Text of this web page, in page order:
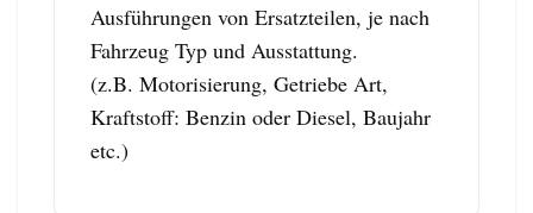
Ausführungen von Ersatzteilen, je nach
Fahrzeug Typ und Ausstattung.
(z.B. Motorisierung, Getriebe Art,
Kraftstoff: Benzin oder Diesel, Baujahr
etc.)